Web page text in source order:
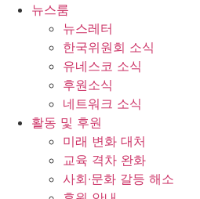
뉴스룸
뉴스레터
한국위원회 소식
유네스코 소식
후원소식
네트워크 소식
활동 및 후원
미래 변화 대처
교육 격차 완화
사회∙문화 갈등 해소